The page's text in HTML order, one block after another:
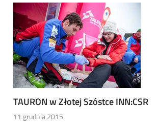
TAURON w Złotej Szóstce INN:CSR
11 grudnia 2015